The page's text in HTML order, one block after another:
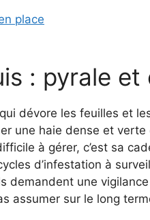
place
: pyrale
dévore les feuilles et
une haie dense et
à gérer, c’est sa
d’infestation à
demandent une
assumer sur le long